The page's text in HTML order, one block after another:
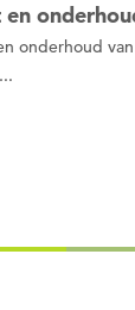
onderhoud van